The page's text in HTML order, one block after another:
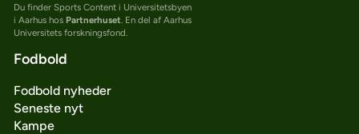
Du finder Sports Content i Universitetsbyen
i Aarhus hos Partnerhuset . En del af Aarhus
Universitets forskningsfond.
Fodbold
Fodbold nyheder
Seneste nyt
Kampe